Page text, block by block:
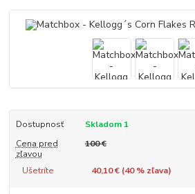
Dostupnosť
Skladom 1
Cena pred
zľavou
100 €
Ušetríte 40,10 € (40% zľava)